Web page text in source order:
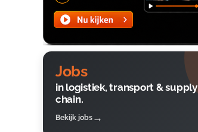
Jobs
in logistiek, transport & supply
chain.
Bekijk jobs